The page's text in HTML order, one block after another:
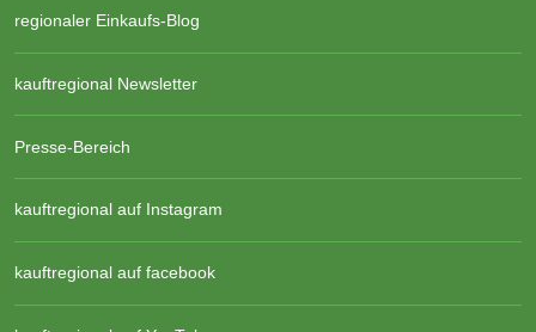
regionaler Einkaufs-Blog
kauftregional Newsletter
Presse-Bereich
kauftregional auf Instagram
kauftregional auf facebook